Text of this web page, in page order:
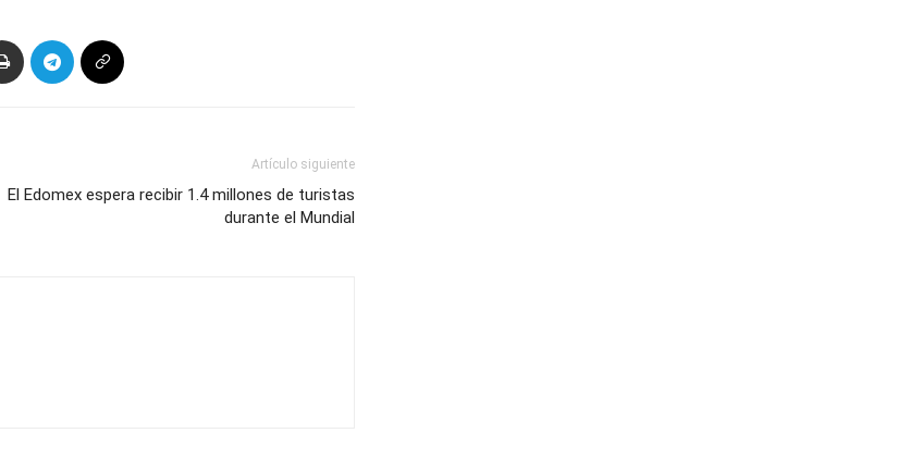
Artículo siguiente
El Edomex espera recibir 1.4 millones de turistas
durante el Mundial